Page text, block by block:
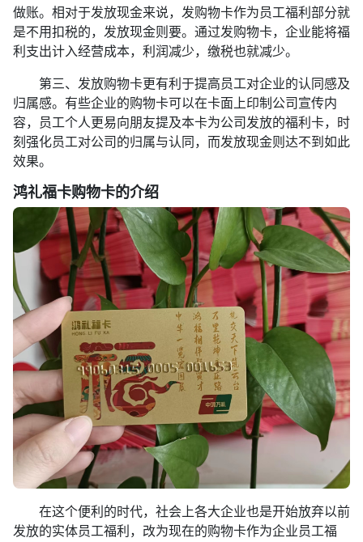
做账。相对于发放现金来说，发购物卡作为员工福利部分就
是不用扣税的，发放现金则要。通过发购物卡，企业能将福
利支出计入经营成本，利润减少，缴税也就减少。
第三、发放购物卡更有利于提高员工对企业的认同感及
归属感。有些企业的购物卡可以在卡面上印制公司宣传内
容，员工个人更易向朋友提及本卡为公司发放的福利卡，时
刻强化员工对公司的归属与认同，而发放现金则达不到如此
效果。
鸿礼福卡购物卡的介绍
在这个便利的时代，社会上各大企业也是开始放弃以前
发放的实体员工福利，改为现在的购物卡作为企业员工福